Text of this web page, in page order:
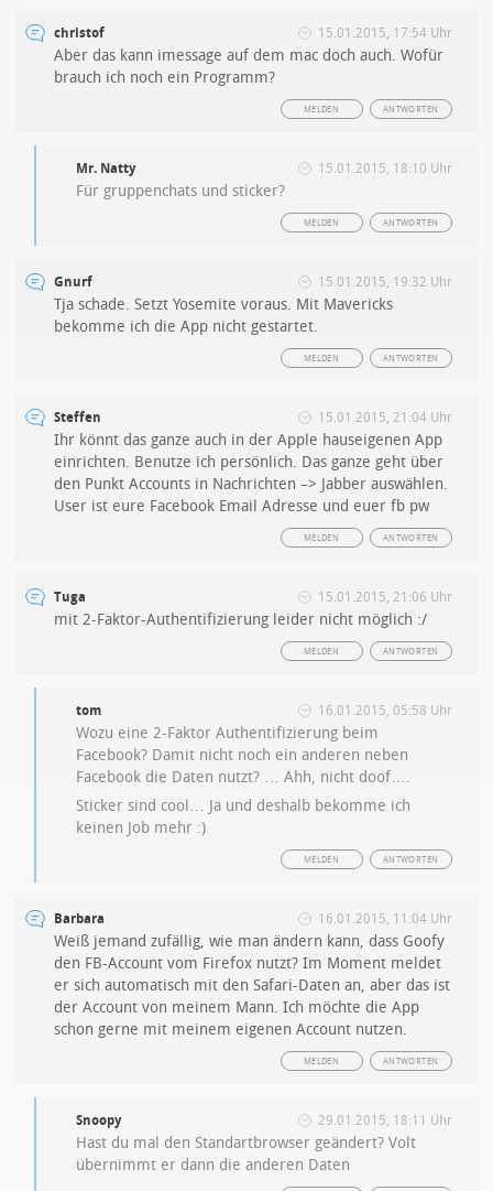
christof 15.01.2015, 17:54 Uhr
Aber das kann imessage auf dem mac doch auch. Wofür
brauch ich noch ein Programm?
ANTWORTEN
MELDEN
Mr. Natty 15.01.2015, 18:10 Uhr
Für gruppenchats und sticker?
ANTWORTEN
MELDEN
Gnurf 15.01.2015, 19:32 Uhr
Tja schade. Setzt Yosemite voraus. Mit Mavericks
bekomme ich die App nicht gestartet.
ANTWORTEN
MELDEN
Steffen 15.01.2015, 21:04 Uhr
Ihr könnt das ganze auch in der Apple hauseigenen App
einrichten. Benutze ich persönlich. Das ganze geht über
den Punkt Accounts in Nachrichten –> Jabber auswählen.
User ist eure Facebook Email Adresse und euer fb pw
ANTWORTEN
MELDEN
Tuga 15.01.2015, 21:06 Uhr
mit 2-Faktor-Authentifizierung leider nicht möglich :/
ANTWORTEN
MELDEN
tom 16.01.2015, 05:58 Uhr
Wozu eine 2-Faktor Authentifizierung beim
Facebook? Damit nicht noch ein anderen neben
Facebook die Daten nutzt? … Ahh, nicht doof….
Sticker sind cool… Ja und deshalb bekomme ich
keinen Job mehr :)
ANTWORTEN
MELDEN
Barbara 16.01.2015, 11:04 Uhr
Weiß jemand zufällig, wie man ändern kann, dass Goofy
den FB-Account vom Firefox nutzt? Im Moment meldet
er sich automatisch mit den Safari-Daten an, aber das ist
der Account von meinem Mann. Ich möchte die App
schon gerne mit meinem eigenen Account nutzen.
ANTWORTEN
MELDEN
Snoopy 29.01.2015, 18:11 Uhr
Hast du mal den Standartbrowser geändert? Volt
übernimmt er dann die anderen Daten